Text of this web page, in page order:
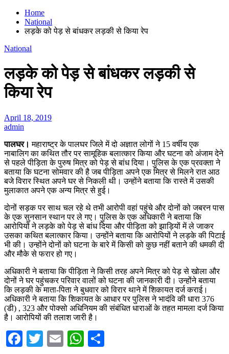
Home
National
लड़के को पेड़ से बांधकर लड़की से किया रेप
National
लड़के को पेड़ से बांधकर लड़की से
किया रेप
April 18, 2019
admin
पालघर। महाराष्ट्र के पालघर जिले में दो अज्ञात लोगों ने 15 वर्षीय एक
नाबालिग का कथित तौर पर सामूहिक बलात्कार किया और घटना को अंजाम देने
से पहले पीड़िता के पुरुष मित्र को पेड़ से बांध दिया। पुलिस के एक प्रवक्ता ने
बताया कि घटना सोमवार की है जब पीड़िता अपने एक मित्र से मिलने रात आठ
बजे विरार स्थित अपने घर से निकली थी। उन्होंने बताया कि रास्ते में उसकी
मुलाकात अपने एक अन्य मित्र से हुई।
दोनों सड़क पर साथ चल रहे थे तभी आरोपी वहां पहुंचे और दोनों को जबरन पास
के एक सुनसान स्थान पर ले गए। पुलिस के एक अधिकारी ने बताया कि
आरोपियों ने लड़के को पेड़ से बांध दिया और पीड़िता को झाड़ियों में ले जाकर
उसका कथित बलात्कार किया। उन्होंने बताया कि आरोपियों ने लड़के की पिटाई
भी की। उन्होंने दोनों को घटना के बारे में किसी को कुछ नहीं बताने की धमकी दी
और मौके से फरार हो गए।
अधिकारी ने बताया कि पीड़िता ने किसी तरह अपने मित्र को पेड़ से खोला और
दोनों ने घर पहुंचकर परिवार वालों को घटना की जानकारी दी। उन्होंने बताया
कि लड़की के माता-पिता ने बुधवार को विरार थाने में शिकायत दर्ज कराई।
अधिकारी ने बताया कि शिकायत के आधार पर पुलिस ने भादंवि की धारा 376
(डी) , 323 और पोक्सो अधिनियम की संबंधित धाराओं के तहत मामला दर्ज किया
है। आरोपियों की तलाश जारी है।
Facebook
TwitterEmailWhatsApp